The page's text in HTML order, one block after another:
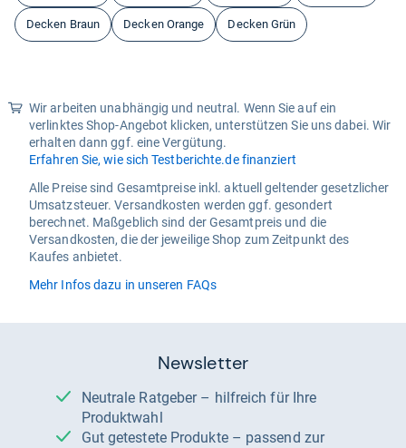
Decken Braun Decken Orange Decken Grün
Wir arbeiten unabhängig und neutral. Wenn Sie auf ein
verlinktes Shop-Angebot klicken, unterstützen Sie uns dabei. Wir
erhalten dann ggf. eine Vergütung.
Erfahren Sie, wie sich Testberichte.de finanziert
Alle Preise sind Gesamtpreise inkl. aktuell geltender gesetzlicher
Umsatzsteuer. Versandkosten werden ggf. gesondert
berechnet. Maßgeblich sind der Gesamtpreis und die
Versandkosten, die der jeweilige Shop zum Zeitpunkt des
Kaufes anbietet.
Mehr Infos dazu in unseren FAQs
Newsletter
Neutrale Ratgeber – hilfreich für Ihre
Produktwahl
Gut getestete Produkte – passend zur